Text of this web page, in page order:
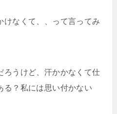
けなくて、、って言ってみ
ろうけど、汗かかなくて仕
る？私には思い付かない